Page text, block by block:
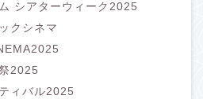
シアターウィーク2025
クシネマ
2025
ィバル2025